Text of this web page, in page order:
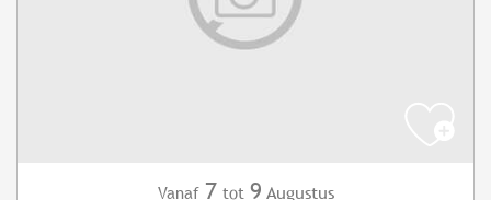
Vanaf 7 tot 9 Augustus